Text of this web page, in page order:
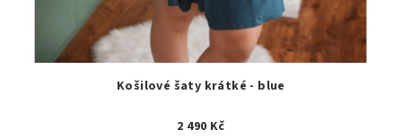
Košilové šaty krátké - blue
2 490 Kč